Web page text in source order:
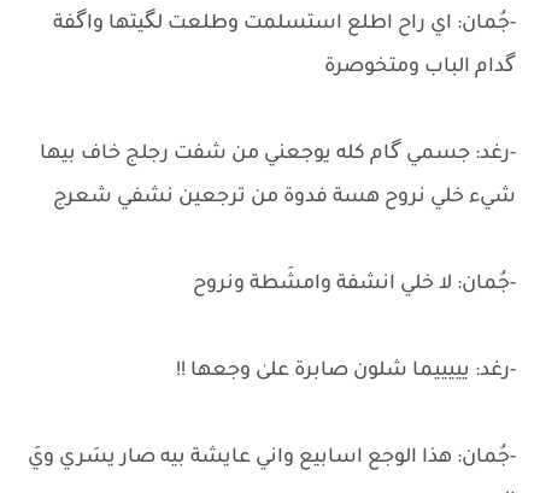
-جُمان: اي راح اطلع استسلمت وطلعت لگيتها واگفة
گدام الباب ومتخوصرة
-رغد: جسمي گام كله يوجعني من شفت رجلج خاف بيها
شيء خلي نروح هسة فدوة من ترجعين نشفي شعرج
-جُمان: لا خلي انشفة وامشَطة ونروح
-رغد: يييييما شلون صابرة علىٰ وجعها !!
-جُمان: هذا الوجع اسابيع واني عايشة بيه صار يسَري ويَ